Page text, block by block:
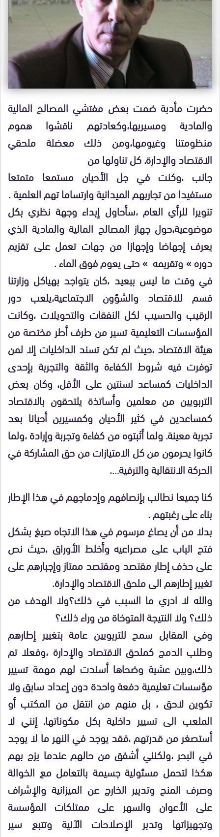
حضرت مأدبة ضمت بعض مفتشي المصالح المالية
والمادية ومسيريها،وكعادتهم ناقشوا هموم
منظومتنا وغيومها،ومن ذلك معضلة ملحقي
الاقتصاد والإدارة. كل تناولها من
جانب ،وكنت في جل الأحيان مستمعا متمتعا
مستفيدا من تجاربهم الميدانية وارتساما تهم العلمية .
تنويرا للرأي العام ،سأحاول إبداء وجهة نظري بكل
موضوعية،حول جهاز المصالح المالية والمادية الذي
يعرف إجهاضا وإجهازا من جهات تعمل على تقزيم
دوره » وتقريمه » حتى يعوم فوق الماء .
في وقت ما ليس ببعيد ،كان يتواجد بهياكل وزارتنا
قسم للاقتصاد والشؤون الاجتماعية،يلعب دور
الرقيب والحسيب لكل النفقات والتحويلات ،وكانت
المؤسسات التعليمية تسير من طرف أطر مختصة من
هيئة الاقتصاد ،حيث لم تكن تسند الداخليات إلا لمن
توفرت فيه شروط الكفاءة والثقة والتجربة بإحدى
الداخليات كمساعد لسنتين على الأقل، وكان بعض
التربويين من معلمين وأساتذة يلتحقون بالاقتصاد
كمساعدين في كثير الأحيان وكمسيرين أحيانا بعد
تجربة معينة. ولما أثبتوه من كفاءة وتجربة وإرادة ،ولما
كانوا يحرمون من كل الامتيازات من حق المشاركة في
الحركة الانتقالية والترقية….
كنا جميعا نطالب بإنصافهم وإدماجهم في هذا الإطار
بناء على رغبتهم .
بدلا من أن يصاغ مرسوم في هذا الاتجاه صيغ بشكل
فتح الباب على مصراعيه وأخلط الأوراق ،حيث نص
على حذف إطار مقتصد ومقتصد ممتاز وإجبارهم على
تغيير إطارهم الى ملحق الاقتصاد والإدارة.
والله لا ادري ما السبب في ذلك؟ولا الهدف من
ذلك؟ ولا النتيجة المتوخاة من وراء ذلك؟
وفي المقابل سمح للتربويين عامة بتغيير إطارهم
وطلب الدمج كملحق الاقتصاد والإدارة ،وفعلا تم
ذلك،وبين عشية وضحاها أسندت لهم مهمة تسيير
مؤسسات تعليمية دفعة واحدة دون إعداد سابق ولا
تكوين لاحق ، بل منهم من انتقل من المكتب أو
الملعب الى تسيير داخلية بكل مكوناتها. إنني لا
أستصغر من قدرتهم ،فقد يوجد في النهر ما لا يوجد
في البحر ،ولكنني أشفق من حالهم عندما يزج بهم
هكذا لتحمل مسئولية جسيمة بالتعامل مع الخوالة
وصرف المنح وتدبير الخارج عن الميزانية والإشراف
على الأعوان والسهر على ممتلكات المؤسسة
وتجهيزاتها وتدبر الإصلاحات الآنية وتتبع سير